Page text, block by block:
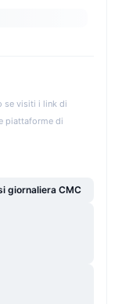
se visiti i link di
piattaforme di
giornaliera CMC